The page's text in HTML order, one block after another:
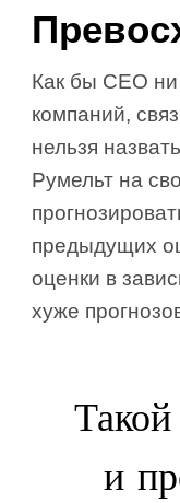
Как бы CEO
компаний,
нельзя
Румельт на
предыдущих
оценки в
хуже
и